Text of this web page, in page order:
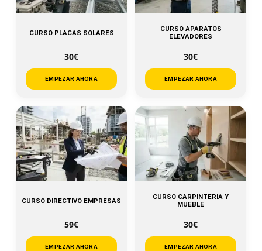
CURSO PLACAS SOLARES
30€
EMPEZAR AHORA
CURSO APARATOS
ELEVADORES
30€
EMPEZAR AHORA
CURSO DIRECTIVO EMPRESAS
59€
EMPEZAR AHORA
CURSO CARPINTERIA Y
MUEBLE
30€
EMPEZAR AHORA